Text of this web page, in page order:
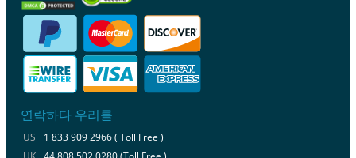
연락하다 우리를
US +1 833 909 2966 ( Toll Free )